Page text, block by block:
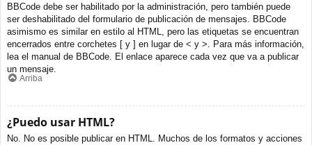
BBCode debe ser habilitado por la administración, pero también puede
ser deshabilitado del formulario de publicación de mensajes. BBCode
asimismo es similar en estilo al HTML, pero las etiquetas se encuentran
encerrados entre corchetes [ y ] en lugar de < y >. Para más información,
lea el manual de BBCode. El enlace aparece cada vez que va a publicar
un mensaje.
Arriba
¿Puedo usar HTML?
No. No es posible publicar en HTML. Muchos de los formatos y acciones